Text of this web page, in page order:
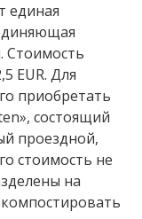
единая
Стоимость
EUR. Для
приобретать
состоящий
проездной,
стоимость не
на